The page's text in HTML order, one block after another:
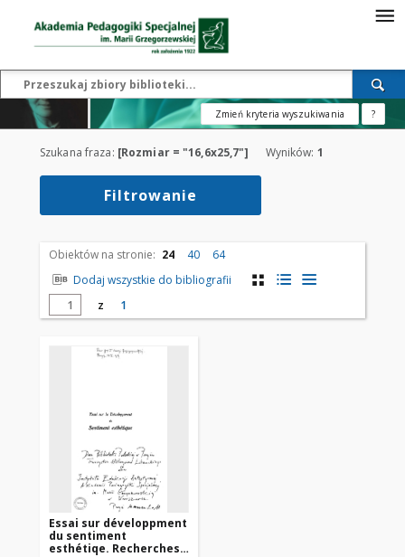
Zmień kryteria wyszukiwania ?
Szukana fraza: [Rozmiar = "16,6x25,7"] Wyników: 1
Filtrowanie
Obiektów na stronie: 24 40
64
Dodaj wszystkie do bibliografii
z
1
Essai sur développment
du sentiment
esthétiqe. Recherches